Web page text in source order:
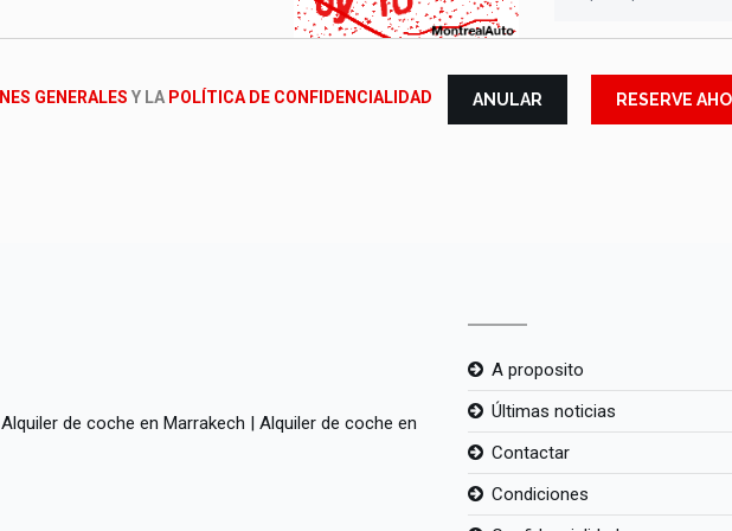
GENERALES Y LA POLÍTICA DE CONFIDENCIALIDAD RESERVE
ANULAR
Alquiler de coche en Marrakech | Alquiler de coche en
A proposito
Últimas noticias
Contactar
Condiciones